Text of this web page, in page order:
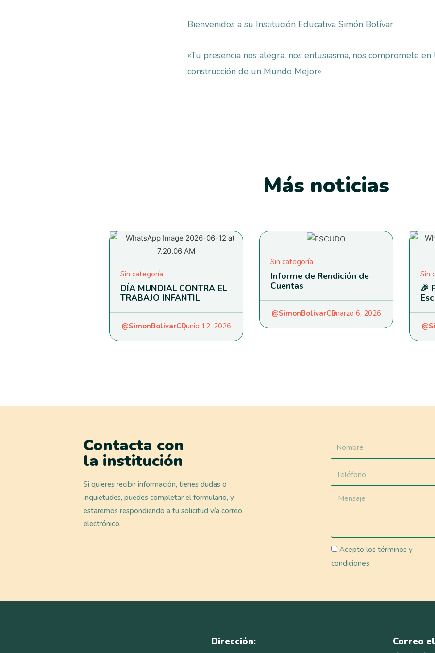
Bienvenidos a su Institución Educativa Simón Bolívar
«Tu presencia nos alegra, nos entusiasma, nos compromete en
construcción de un Mundo Mejor»
Más noticias
Sin categoría
DÍA MUNDIAL CONTRA EL
TRABAJO INFANTIL
@SimonBolivarCDjunio 12, 2026
Sin categoría
Informe de Rendición de
Cuentas
@SimonBolivarCDmarzo 6, 2026
Sin
🎉
Contacta con
la institución
Si quieres recibir información, tienes dudas o
inquietudes, puedes completar el formulario, y
estaremos respondiendo a tu solicitud vía correo
electrónico.
Acepto los términos y
condiciones
Dirección: Correo